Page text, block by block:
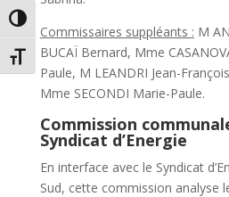
Passer en contraste élevé
Changer la taille de la police
Commissaires suppléants : M
BUCAÏ Bernard, Mme
Paule, M LEANDRI Jean-
Mme SECONDI Marie-Paule.
Commission
Syndicat d’Energie
En interface avec le Syndicat
Sud, cette commission analyse